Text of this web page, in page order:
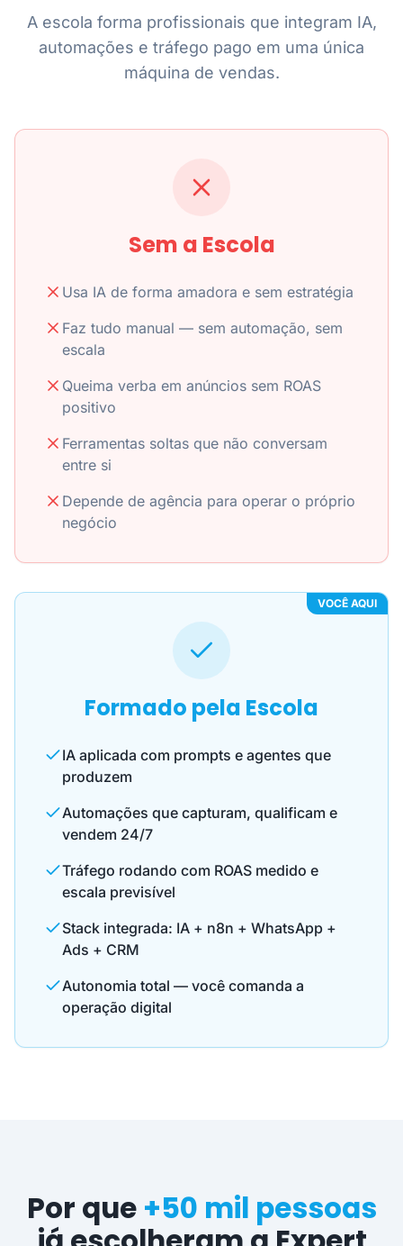
A escola forma profissionais que integram IA,
automações e tráfego pago em uma única
máquina de vendas.
Sem a Escola
Usa IA de forma amadora e sem estratégia
Faz tudo manual — sem automação, sem
escala
Queima verba em anúncios sem ROAS
positivo
Ferramentas soltas que não conversam
entre si
Depende de agência para operar o próprio
negócio
VOCÊ AQUI
Formado pela Escola
IA aplicada com prompts e agentes que
produzem
Automações que capturam, qualificam e
vendem 24/7
Tráfego rodando com ROAS medido e
escala previsível
Stack integrada: IA + n8n + WhatsApp +
Ads + CRM
Autonomia total — você comanda a
operação digital
Por que +50 mil pessoas